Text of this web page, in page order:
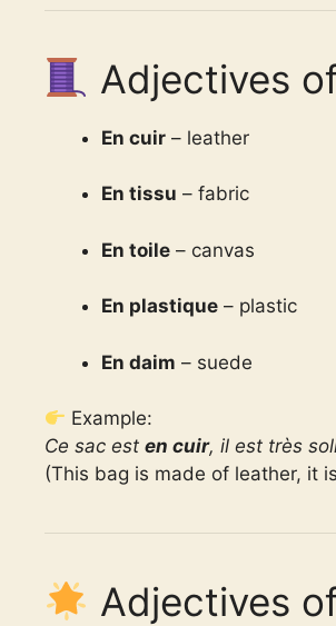
Adjectives
En cuir – leather
En tissu – fabric
En toile – canvas
En plastique – plastic
En daim – suede
Example:
Ce sac est en cuir, il est très
(This bag is made of leather, it
Adjectives